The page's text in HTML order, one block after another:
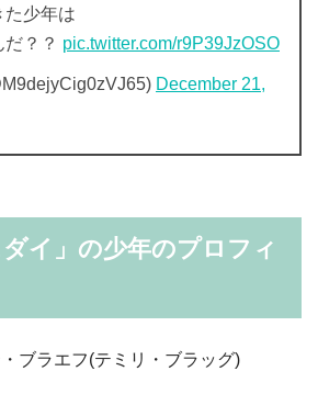
た少年は
？？ pic.twitter.com/r9P39JzOSO
December 21,
ダイ」の少年のプロフィ
ブラエフ(テミリ・ブラッグ)